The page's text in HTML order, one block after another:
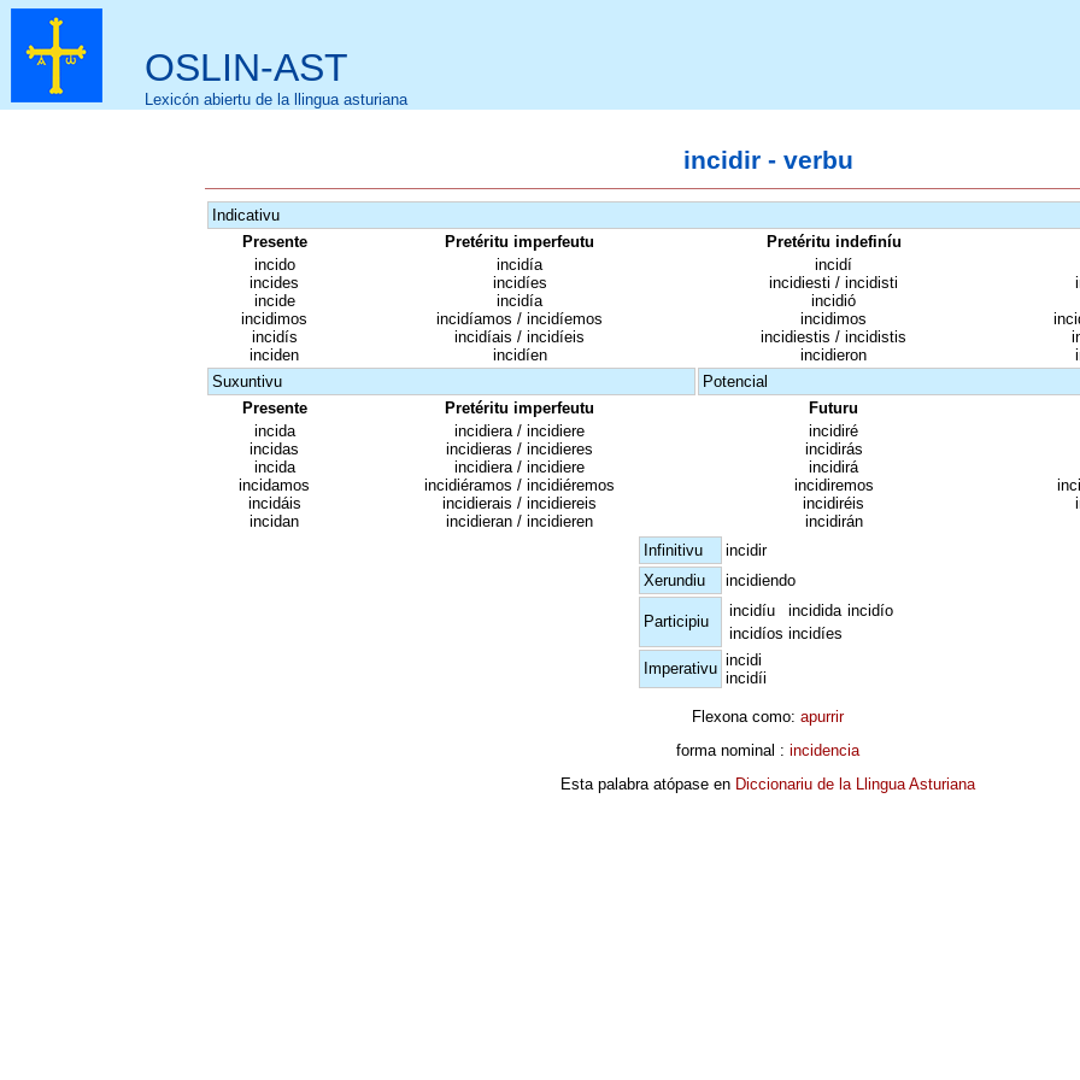
OSLIN-AST
Lexicón abiertu de la llingua asturiana
incidir - verbu
Indicativu
Presente
Pretéritu imperfeutu
Pretéritu indefiníu
incido
incides
incide
incidimos
incidís
inciden
incidía
incidíes
incidía
incidíamos / incidíemos
incidíais / incidíeis
incidíen
incidí
incidiesti / incidisti
incidió
incidimos
incidiestis / incidistis
incidieron
Suxuntivu
Potencial
Presente
Pretéritu imperfeutu
Futuru
incida
incidas
incida
incidamos
incidáis
incidan
incidiera / incidiere
incidieras / incidieres
incidiera / incidiere
incidiéramos / incidiéremos
incidierais / incidiereis
incidieran / incidieren
incidiré
incidirás
incidirá
incidiremos
incidiréis
incidirán
Infinitivu
incidir
Xerundiu
incidiendo
Participiu
incidíu incidida incidío
incidíos incidíes
Imperativu incidi
incidíi
Flexona como: apurrir
forma nominal : incidencia
Esta palabra atópase en Diccionariu de la Llingua Asturiana